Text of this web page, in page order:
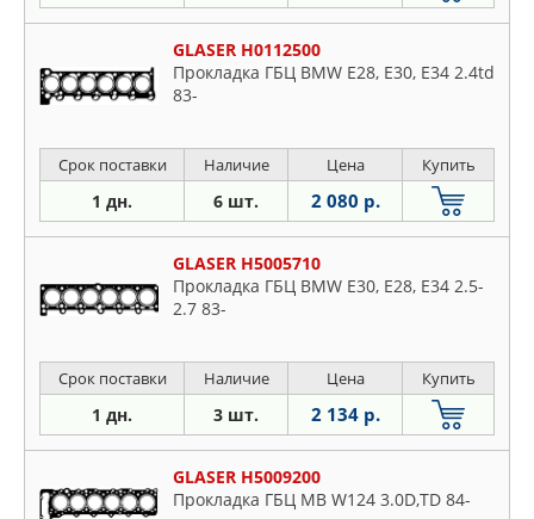
GLASER H0112500
Прокладка ГБЦ BMW E28, E30, E34 2.4td
83-
Срок поставки Наличие Цена Купить
1 дн. 6 шт. 2 080 р.
GLASER H5005710
Прокладка ГБЦ BMW E30, E28, E34 2.5-
2.7 83-
Срок поставки Наличие Цена Купить
1 дн. 3 шт. 2 134 р.
GLASER H5009200
Прокладка ГБЦ MB W124 3.0D,TD 84-